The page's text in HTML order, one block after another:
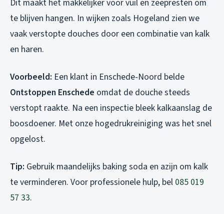
Dit maakt het makkelijker voor vuil en zeepresten om
te blijven hangen. In wijken zoals Hogeland zien we
vaak verstopte douches door een combinatie van kalk
en haren.
Voorbeeld: Een klant in Enschede-Noord belde
Ontstoppen Enschede omdat de douche steeds
verstopt raakte. Na een inspectie bleek kalkaanslag de
boosdoener. Met onze hogedrukreiniging was het snel
opgelost.
Tip: Gebruik maandelijks baking soda en azijn om kalk
te verminderen. Voor professionele hulp, bel 085 019
57 33.